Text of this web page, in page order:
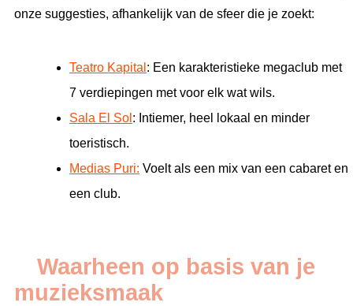
onze suggesties, afhankelijk van de sfeer die je zoekt:
Teatro Kapital : Een karakteristieke megaclub met
7 verdiepingen met voor elk wat wils.
Sala El Sol : Intiemer, heel lokaal en minder
toeristisch.
Medias Puri: Voelt als een mix van een cabaret en
een club.
Waarheen op basis van je
muzieksmaak